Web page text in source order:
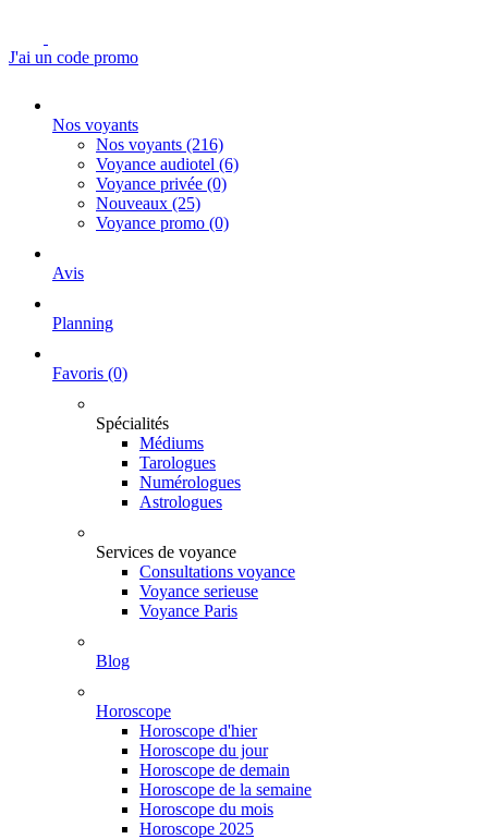
J'ai un code promo
Nos voyants
Nos voyants (216)
Voyance audiotel (6)
Voyance privée (0)
Nouveaux (25)
Voyance promo (0)
Avis
Planning
Favoris (0)
Spécialités
Médiums
Tarologues
Numérologues
Astrologues
Services de voyance
Consultations voyance
Voyance serieuse
Voyance Paris
Blog
Horoscope
Horoscope d'hier
Horoscope du jour
Horoscope de demain
Horoscope de la semaine
Horoscope du mois
Horoscope 2025